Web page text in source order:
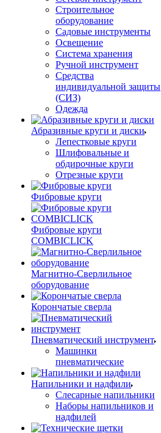
Строительное
оборудование
Садовые инструменты
Освещение
Система хранения
Ручной инструмент
Средства
индивидуальной защиты
(СИЗ)
Одежда
Абразивные круги и диски
Лепестковые круги
Шлифовальные и
обдирочные круги
Отрезные круги
Фибровые круги
Фибровые круги
COMBICLICK
Магнитно-Сверлильное
оборудование
Корончатые сверла
Пневматический инструмент
Машинки
пневматические
Напильники и надфили
Слесарные напильники
Наборы напильников и
надфилей